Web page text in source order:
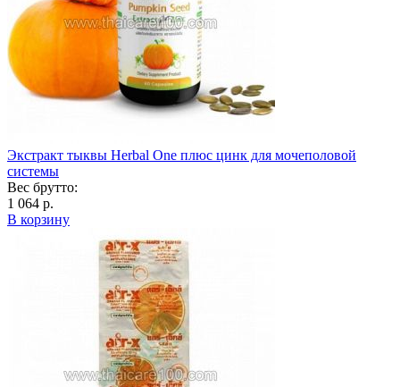
Экстракт тыквы Herbal One плюс цинк для мочеполовой
системы
Вес брутто:
1 064 р.
В корзину